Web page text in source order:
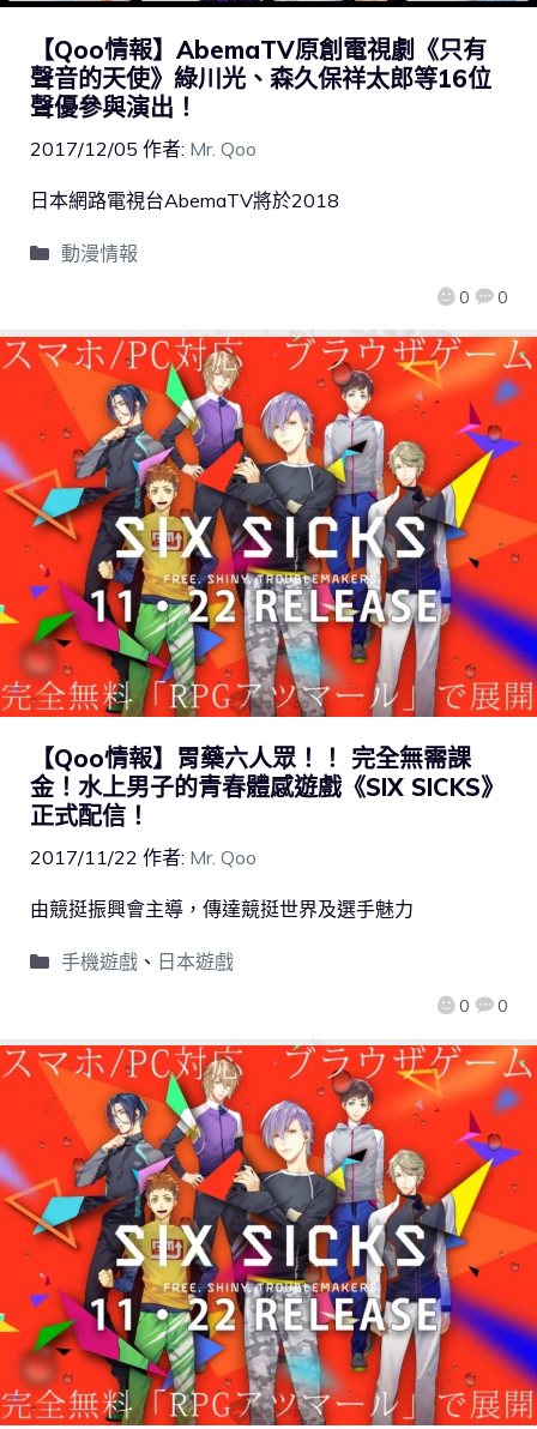
【Qoo情報】AbemaTV原創電視劇《只有
聲音的天使》綠川光、森久保祥太郎等16位
聲優參與演出！
2017/12/05 作者: Mr. Qoo
0 0
日本網路電視台AbemaTV將於2018
動漫情報
【Qoo情報】胃藥六人眾！！ 完全無需課
金！水上男子的青春體感遊戲《SIX SICKS》
正式配信！
2017/11/22 作者: Mr. Qoo
0 0
由競挺振興會主導，傳達競挺世界及選手魅力
手機遊戲、 日本遊戲